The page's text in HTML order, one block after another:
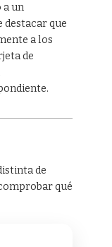
a un
que
a los
de
de
qué